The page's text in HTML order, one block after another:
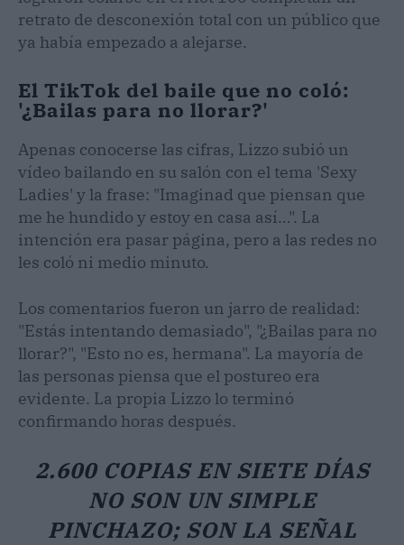
retrato de desconexión total con un público que
ya había empezado a alejarse.
El TikTok del baile que no coló:
'¿Bailas para no llorar?'
Apenas conocerse las cifras, Lizzo subió un
vídeo bailando en su salón con el tema 'Sexy
Ladies' y la frase: "Imaginad que piensan que
me he hundido y estoy en casa así…". La
intención era pasar página, pero a las redes no
les coló ni medio minuto.
Los comentarios fueron un jarro de realidad:
"Estás intentando demasiado", "¿Bailas para no
llorar?", "Esto no es, hermana". La mayoría de
las personas piensa que el postureo era
evidente. La propia Lizzo lo terminó
confirmando horas después.
2.600 COPIAS EN SIETE DÍAS
NO SON UN SIMPLE
PINCHAZO; SON LA SEÑAL